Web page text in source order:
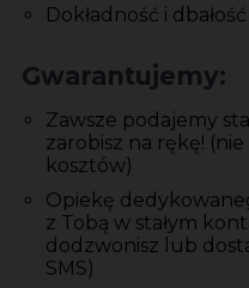
Dokładność i
Gwarantujemy:
Zawsze podajemy
zarobisz na rękę!
kosztów)
Opiekę
z Tobą w stałym
dodzwonisz lub
SMS)